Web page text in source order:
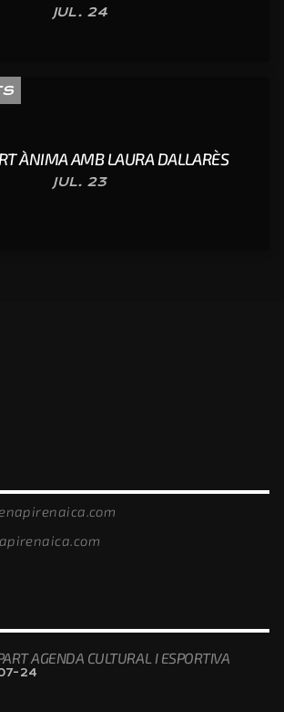
JUL. 24
ÀNIMA AMB LAURA DALLARÈS
JUL. 23
AGENDA CULTURAL I ESPORTIVA
24